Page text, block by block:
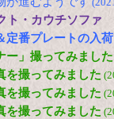
ト・カウチソファ
定番プレートの入
ー」撮ってみました
撮ってみました
撮ってみました
撮ってみました